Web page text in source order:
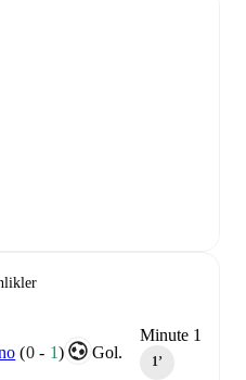
Minute 1
1‎’‎
Gol.
(0- 1)